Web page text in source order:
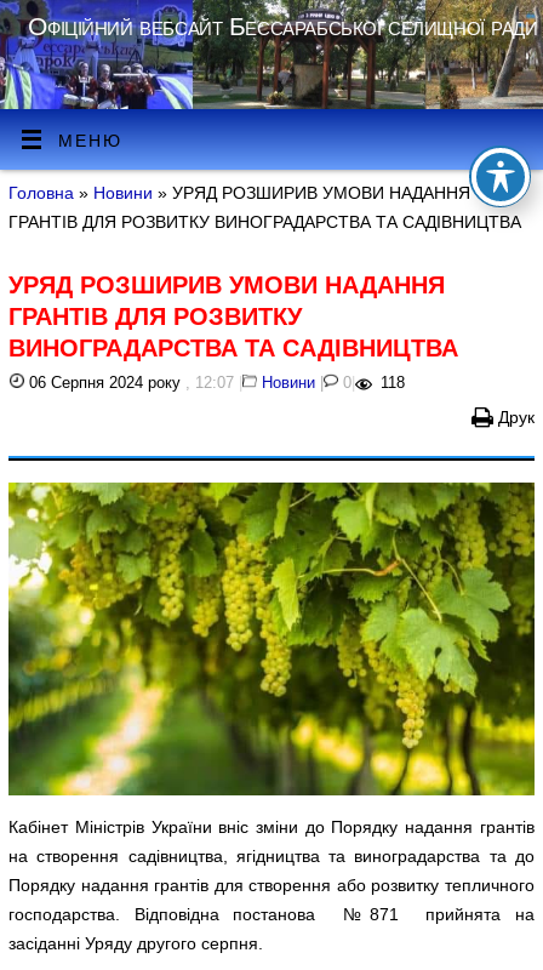
Офіційний вебсайт Бессарабської селищної ради
МЕНЮ
Головна » Новини » УРЯД РОЗШИРИВ УМОВИ НАДАННЯ
ГРАНТІВ ДЛЯ РОЗВИТКУ ВИНОГРАДАРСТВА ТА САДІВНИЦТВА
УРЯД РОЗШИРИВ УМОВИ НАДАННЯ
ГРАНТІВ ДЛЯ РОЗВИТКУ
ВИНОГРАДАРСТВА ТА САДІВНИЦТВА
06 Серпня 2024 року , 12:07 | Новини | 0 | 118
Друк
Кабінет Міністрів України вніс зміни до Порядку надання грантів
на створення садівництва, ягідництва та виноградарства та до
Порядку надання грантів для створення або розвитку тепличного
господарства. Відповідна постанова №871 прийнята на
засіданні Уряду другого серпня.